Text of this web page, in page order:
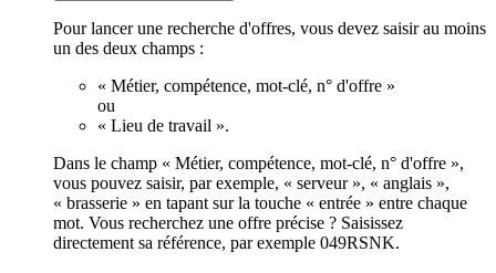
Pour lancer une recherche d'offres, vous devez saisir au moins
un des deux champs :
« Métier, compétence, mot-clé, n° d'offre »
ou
« Lieu de travail ».
Dans le champ « Métier, compétence, mot-clé, n° d'offre »,
vous pouvez saisir, par exemple, « serveur », « anglais »,
« brasserie » en tapant sur la touche « entrée » entre chaque
mot. Vous recherchez une offre précise ? Saisissez
directement sa référence, par exemple 049RSNK.